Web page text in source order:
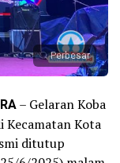
Perbesar
– Gelaran Koba
Kecamatan Kota
ditutup